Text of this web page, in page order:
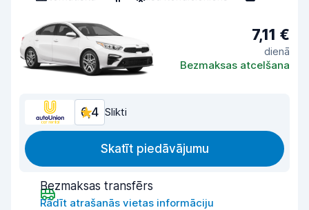
7,11 €
dienā
Bezmaksas atcelšana
6,4 Slikti
Skatīt piedāvājumu
Bezmaksas transfērs
Rādīt atrašanās vietas informāciju